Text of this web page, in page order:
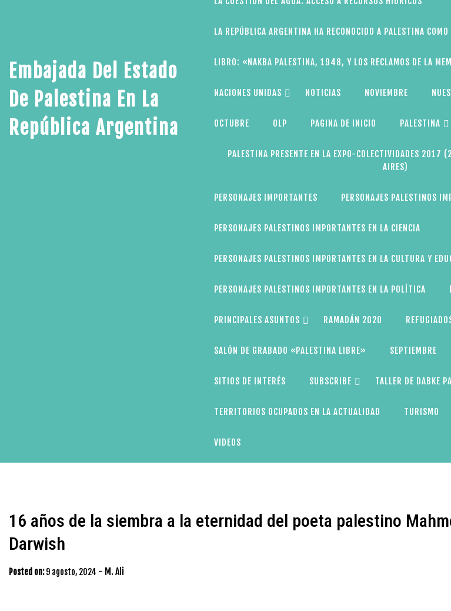
Embajada Del Estado
De Palestina En La
República Argentina
LA REPÚBLICA ARGENTINA HA RECONOCIDO A PALESTINA
LIBRO: «NAKBA PALESTINA, 1948, Y LOS RECLAMOS DE LA
NACIONES UNIDAS NOTICIAS NOVIEMBRE
OCTUBRE OLP PAGINA DE INICIO PALESTINA
PALESTINA PRESENTE EN LA EXPO-COLECTIVIDADES 2017
AIRES)
PERSONAJES IMPORTANTES PERSONAJES PALESTINOS
PERSONAJES PALESTINOS IMPORTANTES EN LA CIENCIA
PERSONAJES PALESTINOS IMPORTANTES EN LA CULTURA Y
PERSONAJES PALESTINOS IMPORTANTES EN LA POLÍTICA
PRINCIPALES ASUNTOS RAMADÁN 2020
SALÓN DE GRABADO «PALESTINA LIBRE» SEPTIEMBRE
SITIOS DE INTERÉS SUBSCRIBE TALLER DE DABKE
TERRITORIOS OCUPADOS EN LA ACTUALIDAD TURISMO
VIDEOS
16 años de la siembra a la eternidad del poeta palestino
Darwish
Posted on: 9 agosto, 2024 - M. Ali